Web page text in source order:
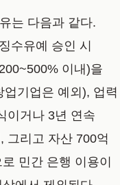
는 다음과 같다.
수유예 승인 시
이내)을
기업은 예외), 업력
이거나 3년 연속
그리고 자산 700억
민간 은행 이용이